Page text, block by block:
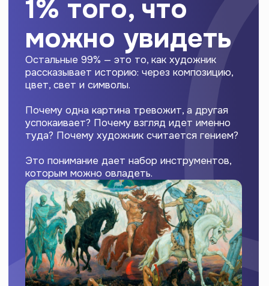
Почему Караваджо — это триллер,
а Моне — покой. Как цвет программирует
твои эмоции. Что делает контраст
с твоим восприятием.
Читать символы
и скрытые послания
Копье, которое указывает на будущее.
Радуга, которая обещает спасение.
Детали, которые рассказывают историю
Связывать картину
с эпохой
Почему романтизм — это про надежду
и ее крушение. Как авангард отвечает
изменил Александр Иванов — и почему
его не поняли современники.